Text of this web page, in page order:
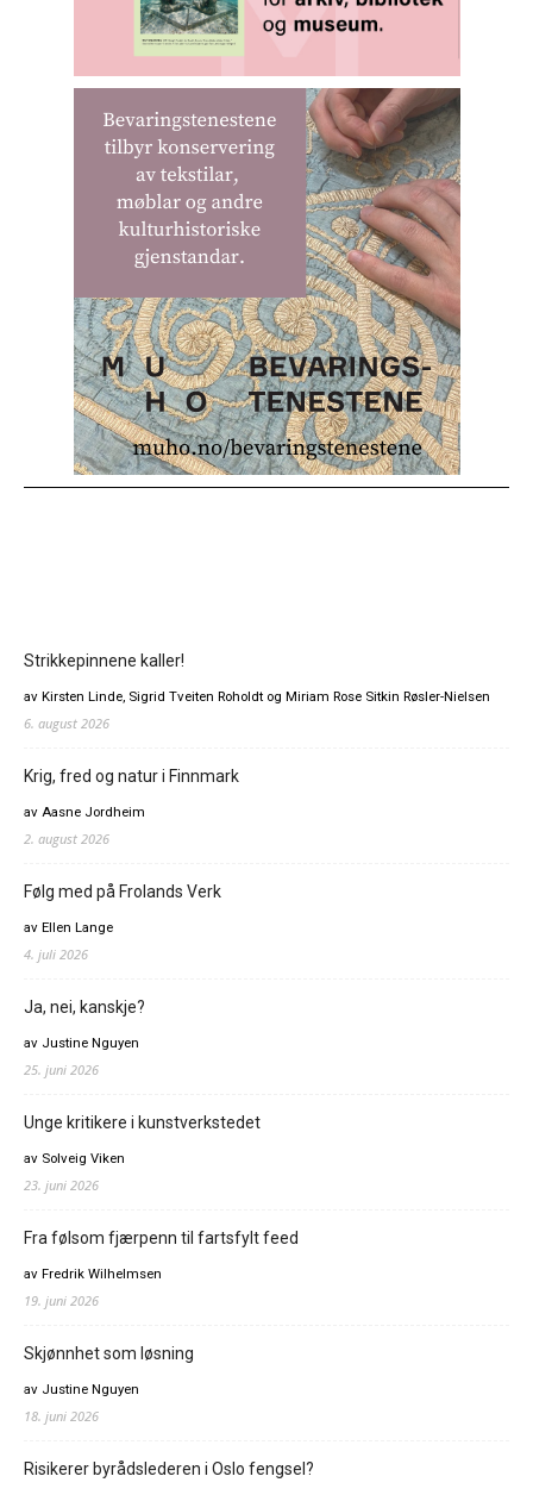
Strikkepinnene kaller!
av Kirsten Linde, Sigrid Tveiten Roholdt og Miriam Rose Sitkin Røsler-Nielsen
6. august 2026
Krig, fred og natur i Finnmark
av Aasne Jordheim
2. august 2026
Følg med på Frolands Verk
av Ellen Lange
4. juli 2026
Ja, nei, kanskje?
av Justine Nguyen
25. juni 2026
Unge kritikere i kunstverkstedet
av Solveig Viken
23. juni 2026
Fra følsom fjærpenn til fartsfylt feed
av Fredrik Wilhelmsen
19. juni 2026
Skjønnhet som løsning
av Justine Nguyen
18. juni 2026
Risikerer byrådslederen i Oslo fengsel?